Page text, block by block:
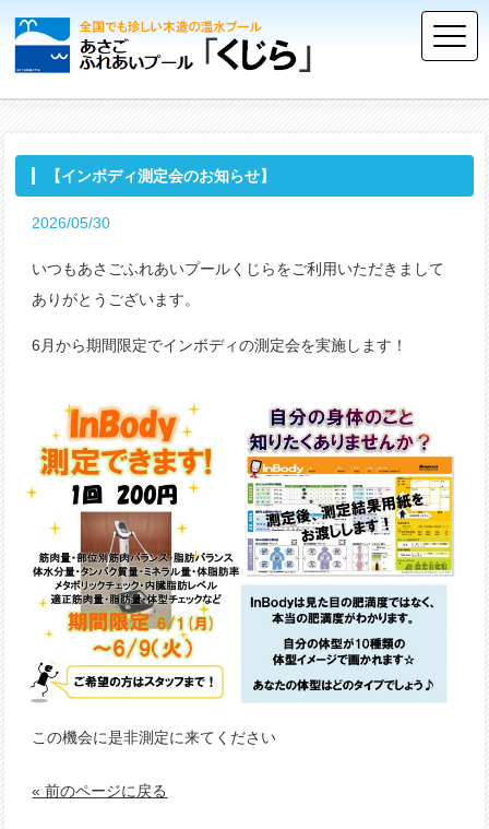
【インボディ測定会のお知らせ】
2026/05/30
いつもあさごふれあいプールくじらをご利用いただきまして
ありがとうございます。
6月から期間限定でインボディの測定会を実施します！
この機会に是非測定に来てください
« 前のページに戻る